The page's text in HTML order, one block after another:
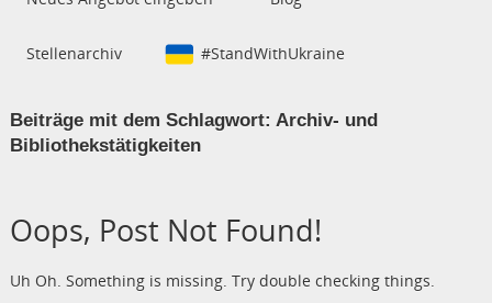
Stellenarchiv #StandWithUkraine
Beiträge mit dem Schlagwort: Archiv- und
Bibliothekstätigkeiten
Oops, Post Not Found!
Uh Oh. Something is missing. Try double checking things.